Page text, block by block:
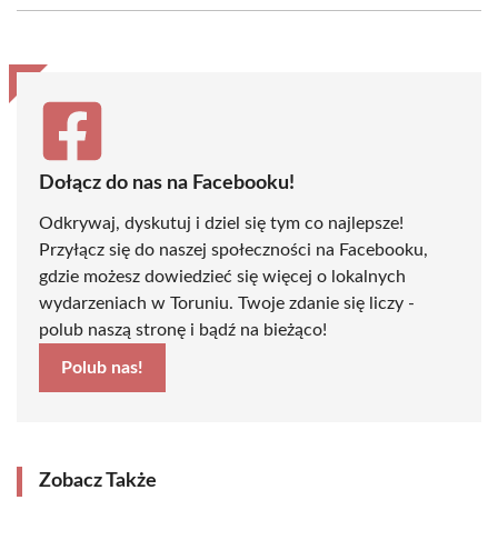
(Twitter)
Dołącz do nas na Facebooku!
Odkrywaj, dyskutuj i dziel się tym co najlepsze!
Przyłącz się do naszej społeczności na Facebooku,
gdzie możesz dowiedzieć się więcej o lokalnych
wydarzeniach w Toruniu. Twoje zdanie się liczy -
polub naszą stronę i bądź na bieżąco!
Polub nas!
Zobacz Także